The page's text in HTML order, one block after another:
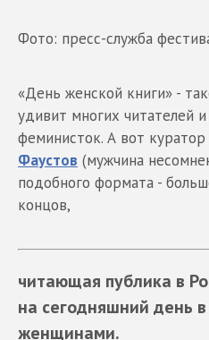
Фото: пресс-служба
«День женской книги» -
удивит многих читателей
феминисток. А вот куратор
Фаустов (мужчина
подобного формата -
концов,
читающая публика в
на сегодняшний день
женщинами.